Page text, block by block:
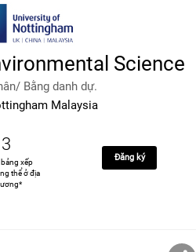
Science
Bằng danh dự.
Malaysia
3
xếp
thể ở địa
Đăng ký